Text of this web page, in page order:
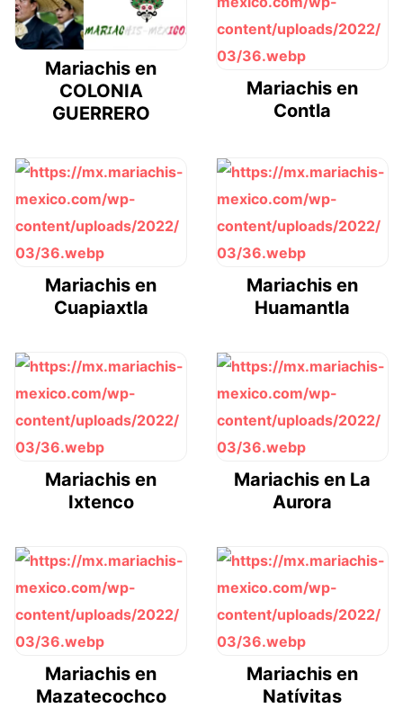
Mariachis en
COLONIA
GUERRERO
Mariachis en
Contla
Mariachis en
Cuapiaxtla
Mariachis en
Huamantla
Mariachis en
Ixtenco
Mariachis en La
Aurora
Mariachis en
Mazatecochco
Mariachis en
Natívitas